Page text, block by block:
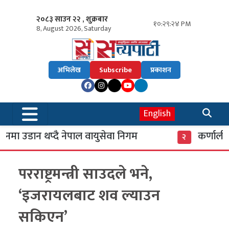
२०८३ साउन २२ , शुक्रबार
8, August 2026, Saturday १०:२९:२५ PM
अभिलेख Subscribe प्रकाशन
English
उडान थप्दै नेपाल वायुसेवा निगम कर्णाली
परराष्ट्रमन्त्री साउदले भने,
‘इजरायलबाट शव ल्याउन
सकिएन’